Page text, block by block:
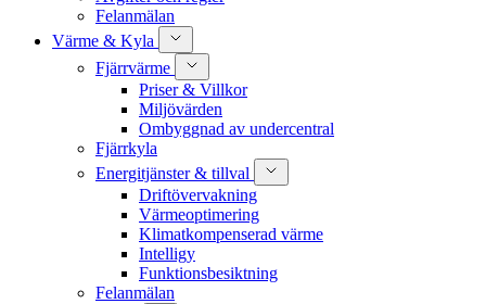
Felanmälan
Värme & Kyla
Fjärrvärme
Priser & Villkor
Miljövärden
Ombyggnad av undercentral
Fjärrkyla
Energitjänster & tillval
Driftövervakning
Värmeoptimering
Klimatkompenserad värme
Intelligy
Funktionsbesiktning
Felanmälan